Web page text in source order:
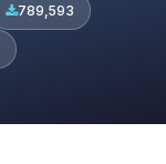
789,593